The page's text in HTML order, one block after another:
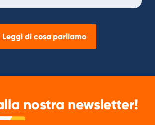
Leggi di cosa parliamo
nostra newsletter!